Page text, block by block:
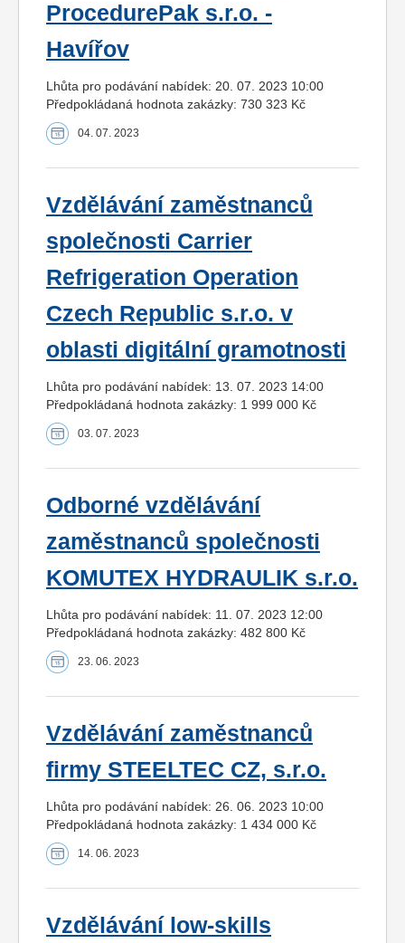
ProcedurePak s.r.o. -
Havířov
Lhůta pro podávání nabídek: 20. 07. 2023 10:00
Předpokládaná hodnota zakázky: 730 323 Kč
04. 07. 2023
Vzdělávání zaměstnanců
společnosti Carrier
Refrigeration Operation
Czech Republic s.r.o. v
oblasti digitální gramotnosti
Lhůta pro podávání nabídek: 13. 07. 2023 14:00
Předpokládaná hodnota zakázky: 1 999 000 Kč
03. 07. 2023
Odborné vzdělávání
zaměstnanců společnosti
KOMUTEX HYDRAULIK s.r.o.
Lhůta pro podávání nabídek: 11. 07. 2023 12:00
Předpokládaná hodnota zakázky: 482 800 Kč
23. 06. 2023
Vzdělávání zaměstnanců
firmy STEELTEC CZ, s.r.o.
Lhůta pro podávání nabídek: 26. 06. 2023 10:00
Předpokládaná hodnota zakázky: 1 434 000 Kč
14. 06. 2023
Vzdělávání low-skills